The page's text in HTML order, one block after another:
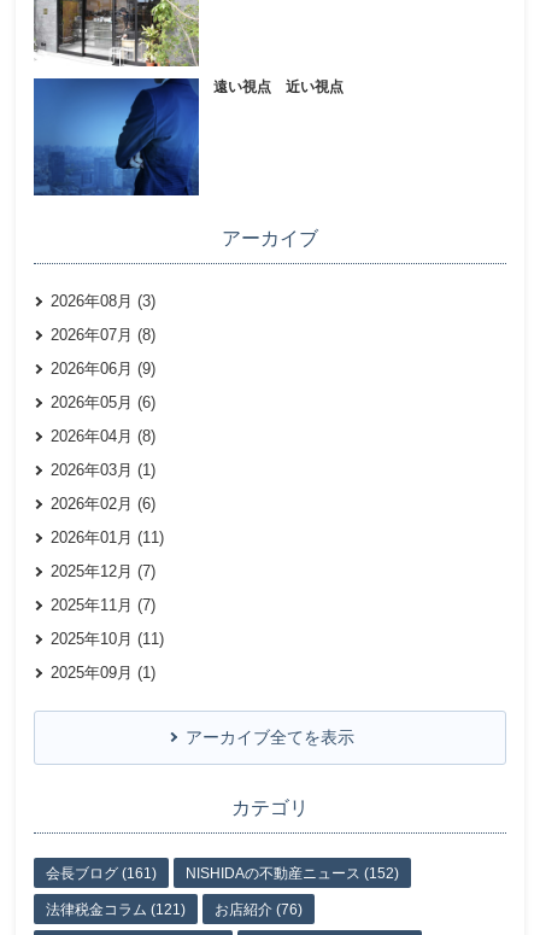
遠い視点 近い視点
アーカイブ
2026年08月 (3)
2026年07月 (8)
2026年06月 (9)
2026年05月 (6)
2026年04月 (8)
2026年03月 (1)
2026年02月 (6)
2026年01月 (11)
2025年12月 (7)
2025年11月 (7)
2025年10月 (11)
2025年09月 (1)
アーカイブ全てを表示
カテゴリ
会長ブログ (161) NISHIDAの不動産ニュース (152)
法律税金コラム (121) お店紹介 (76)